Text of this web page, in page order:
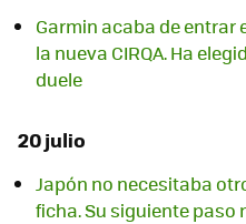
Garmin acaba de entrar
la nueva CIRQA. Ha
duele
20 julio
Japón no necesitaba
ficha. Su siguiente paso